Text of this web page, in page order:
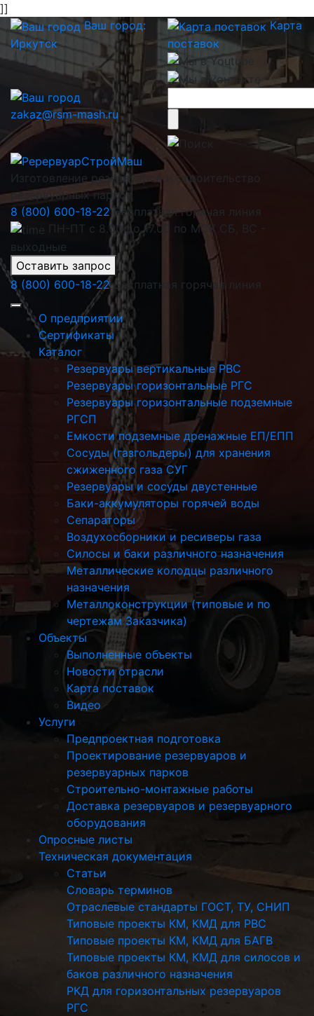
]]
Ваш город:
Иркутск
Карта
поставок
zakaz@rsm-mash.ru
Изготовление резервуаров и строительство
резервуарных парков
8 (800) 600-18-22 Бесплатная горячая линия
ПН-ПТ с 8.00 до 17.00 по МСК СБ, ВС -
выходные
Оставить запрос
8 (800) 600-18-22 Бесплатная горячая линия
О предприятии
Сертификаты
Каталог
Резервуары вертикальные РВС
Резервуары горизонтальные РГС
Резервуары горизонтальные подземные
РГСП
Емкости подземные дренажные ЕП/ЕПП
Сосуды (газгольдеры) для хранения
сжиженного газа СУГ
Резервуары и сосуды двустенные
Баки-аккумуляторы горячей воды
Сепараторы
Воздухосборники и ресиверы газа
Силосы и баки различного назначения
Металлические колодцы различного
назначения
Металлоконструкции (типовые и по
чертежам Заказчика)
Объекты
Выполненные объекты
Новости отрасли
Карта поставок
Видео
Услуги
Предпроектная подготовка
Проектирование резервуаров и
резервуарных парков
Строительно-монтажные работы
Доставка резервуаров и резервуарного
оборудования
Опросные листы
Техническая документация
Статьи
Словарь терминов
Отраслевые стандарты ГОСТ, ТУ, СНИП
Типовые проекты КМ, КМД для РВС
Типовые проекты КМ, КМД для БАГВ
Типовые проекты КМ, КМД для силосов и
баков различного назначения
РКД для горизонтальных резервуаров
РГС